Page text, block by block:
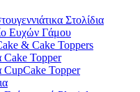
Στολίδια
Ευχών Γάμου
& Cake Toppers
Cake Topper
CupCake Topper